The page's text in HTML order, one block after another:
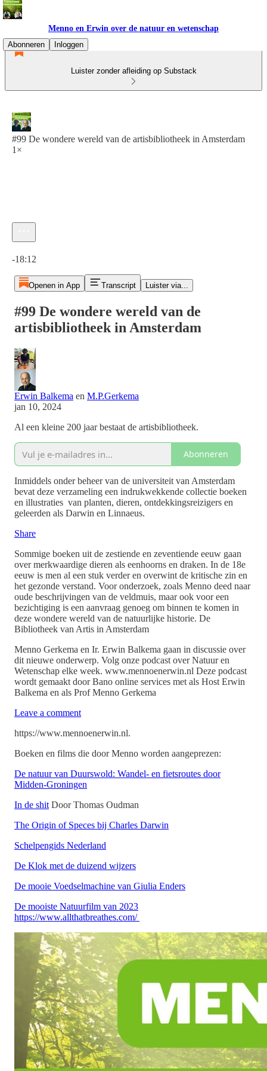
Menno en Erwin over de natuur en wetenschap
Abonneren
Inloggen
Luister zonder afleiding op Substack
#99 De wondere wereld van de artisbibliotheek in Amsterdam
1×
-18:12
Openen in App Transcript Luister via...
#99 De wondere wereld van de
artisbibliotheek in Amsterdam
Erwin Balkema en M.P.Gerkema
jan 10, 2024
Al een kleine 200 jaar bestaat de artisbibliotheek.
Abonneren
Inmiddels onder beheer van de universiteit van Amsterdam
bevat deze verzameling een indrukwekkende collectie boeken
en illustraties van planten, dieren, ontdekkingsreizigers en
geleerden als Darwin en Linnaeus.
Share
Sommige boeken uit de zestiende en zeventiende eeuw gaan
over merkwaardige dieren als eenhoorns en draken. In de 18e
eeuw is men al een stuk verder en overwint de kritische zin en
het gezonde verstand. Voor onderzoek, zoals Menno deed naar
oude beschrijvingen van de veldmuis, maar ook voor een
bezichtiging is een aanvraag genoeg om binnen te komen in
deze wondere wereld van de natuurlijke historie. De
Bibliotheek van Artis in Amsterdam
Menno Gerkema en Ir. Erwin Balkema gaan in discussie over
dit nieuwe onderwerp. Volg onze podcast over Natuur en
Wetenschap elke week. www.mennoenerwin.nl Deze podcast
wordt gemaakt door Bano online services met als Host Erwin
Balkema en als Prof Menno Gerkema
Leave a comment
⁠⁠https://www.mennoenerwin.nl⁠⁠.
Boeken en films die door Menno worden aangeprezen:
⁠⁠⁠⁠⁠⁠⁠⁠⁠⁠⁠⁠⁠⁠⁠De natuur van Duurswold: Wandel- en fietsroutes door
Midden-Groningen⁠⁠⁠⁠⁠⁠⁠⁠⁠⁠⁠⁠⁠⁠⁠⁠
⁠⁠⁠⁠⁠⁠⁠⁠⁠⁠⁠⁠⁠⁠⁠⁠⁠In de shit⁠⁠⁠⁠⁠⁠⁠⁠⁠⁠⁠⁠⁠⁠⁠⁠⁠ Door Thomas Oudman
⁠⁠⁠⁠⁠⁠⁠⁠⁠⁠⁠⁠⁠⁠⁠⁠⁠The Origin of Speces bij Charles Darwin⁠⁠⁠⁠⁠⁠⁠⁠⁠⁠⁠⁠⁠⁠⁠⁠⁠
⁠⁠⁠⁠⁠⁠⁠⁠⁠⁠⁠⁠⁠⁠⁠⁠⁠Schelpengids Nederland⁠⁠⁠⁠⁠⁠⁠⁠⁠⁠⁠⁠⁠⁠⁠⁠
⁠⁠⁠⁠⁠⁠⁠⁠⁠⁠⁠⁠⁠⁠⁠⁠⁠De Klok met de duizend wijzers⁠⁠⁠⁠⁠⁠⁠⁠⁠⁠⁠⁠⁠⁠⁠⁠
⁠⁠⁠⁠⁠⁠⁠⁠⁠⁠⁠⁠⁠De mooie Voedselmachine van Giulia Enders⁠⁠⁠⁠⁠⁠⁠⁠⁠⁠⁠⁠⁠
⁠⁠⁠De mooiste Natuurfilm van 2023
https://www.allthatbreathes.com/⁠